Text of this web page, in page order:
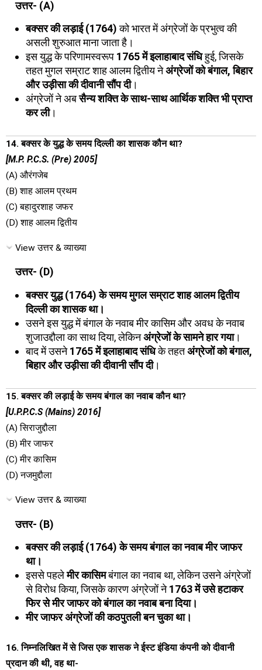
उत्तर- (A)
बक्सर की लड़ाई (1764)को भारत में अंग्रेजों के प्रभुत्व की
असली शुरुआत माना जाता है।
इस युद्ध के परिणामस्वरूप 1765 में इलाहाबाद संधिहुई, जिसके
तहत मुगल सम्राट शाह आलम द्वितीय नेअंग्रेजों को बंगाल, बिहार
और उड़ीसा की दीवानी सौंप दी।
अंग्रेजों ने अबसैन्य शक्ति के साथ-साथ आर्थिक शक्ति भी प्राप्त
कर ली।
14. बक्सर के युद्ध के समय दिल्ली का शासक कौन था?
[M.P. P.C.S. (Pre) 2005]
(A) औरंगजेब
(B) शाह आलम प्रथम
(C) बहादुरशाह जफर
(D) शाह आलम द्वितीय
View उत्तर & व्याख्या
उत्तर- (D)
बक्सर युद्ध (1764) के समय मुगल सम्राट शाह आलम द्वितीय
दिल्ली का शासक था।
उसने इस युद्ध में बंगाल के नवाब मीर कासिम और अवध के नवाब
शुजाउद्दौला का साथ दिया, लेकिनअंग्रेजों के सामने हार गया।
बाद में उसने1765 में इलाहाबाद संधिके तहतअंग्रेजों को बंगाल,
बिहार और उड़ीसा की दीवानी सौंप दी।
15. बक्सर की लड़ाई के समय बंगाल का नवाब कौन था?
[U.P.P.C.S (Mains) 2016]
(A) सिराजुद्दौला
(B) मीर जाफर
(C) मीर कासिम
(D) नजमुद्दौला
View उत्तर & व्याख्या
उत्तर- (B)
बक्सर की लड़ाई (1764) के समय बंगाल का नवाब मीर जाफर
था।
इससे पहलेमीर कासिमबंगाल का नवाब था, लेकिन उसने अंग्रेजों
से विरोध किया, जिसके कारण अंग्रेजों ने1763 में उसे हटाकर
फिर से मीर जाफर को बंगाल का नवाब बना दिया।
मीर जाफर अंग्रेजों की कठपुतली बन चुका था।
16. निम्नलिखित में से जिस एक शासक ने ईस्ट इंडिया कंपनी को दीवानी
प्रदान की थी, वह था-